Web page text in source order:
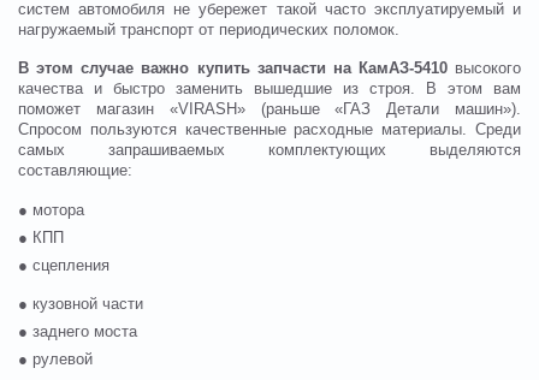
систем автомобиля не убережет такой часто эксплуатируемый и
нагружаемый транспорт от периодических поломок.
В этом случае важно купить запчасти на КамАЗ-5410высокого
качества и быстро заменить вышедшие из строя. В этом вам
поможет магазин «VIRASH» (раньше «ГАЗ Детали машин»).
Спросом пользуются качественные расходные материалы. Среди
самых запрашиваемых комплектующих выделяются
составляющие:
● мотора
● КПП
● сцепления
● кузовной части
● заднего моста
● рулевой